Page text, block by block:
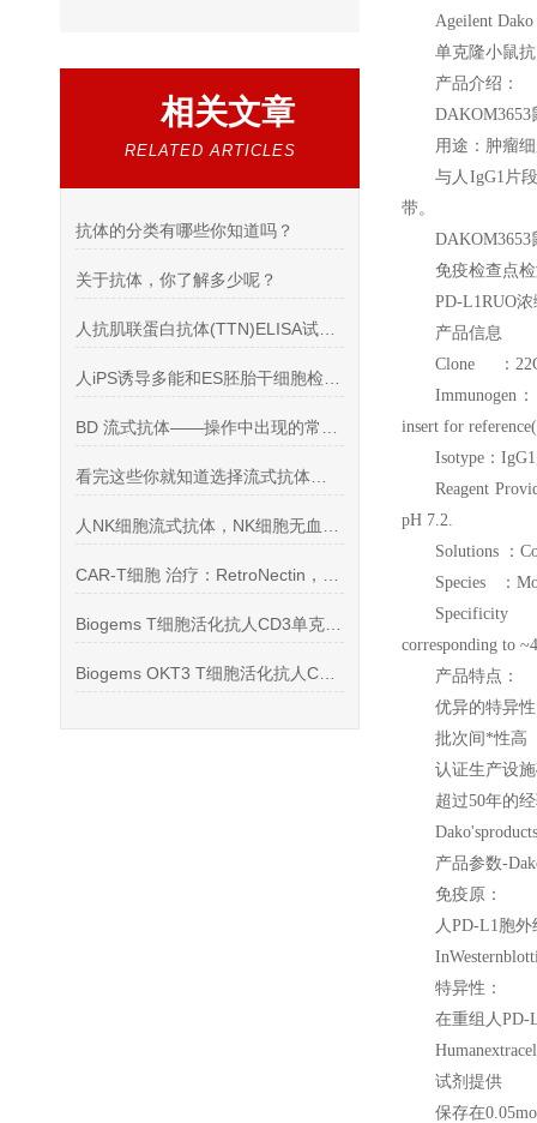
相关文章
RELATED ARTICLES
抗体的分类有哪些你知道吗？
关于抗体，你了解多少呢？
Ageilent
单克隆小鼠
产品介绍：
DAKOM3653
用途：肿瘤
与人IgG1片
带。
DAKOM3653
免疫检查点
PD-L1RUO浓
产品信息
Clone
：
Immunogen
insert for
Isotype ：
Reagent
pH 7.2.
Solutions
：
Species
：
corresponding to
产品特点：
优异的特异性
批次间*性高
认证生产设
超过50年的
产品参数-
免疫原：
人PD-L1胞
特异性：
在重组人PD-
试剂提供
保存在